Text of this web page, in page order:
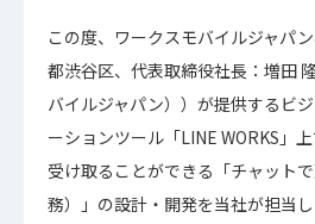
この度、ワークスモバイルジャパ
都渋谷区、代表取締役社長：増田
バイルジャパン））が提供するビ
ーションツール「LINE WORKS」
受け取ることができる「チャット
務）」の設計・開発を当社が担当し